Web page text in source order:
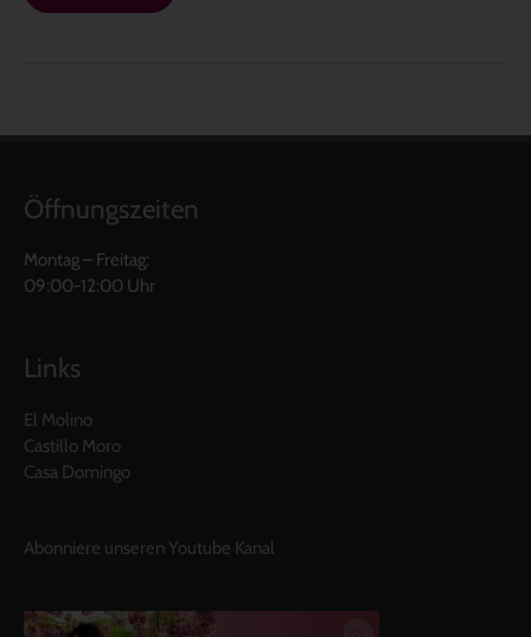
Öffnungszeiten
Montag – Freitag:
09:00-12:00 Uhr
Links
El Molino
Castillo Moro
Casa Domingo
Abonniere unseren Youtube Kanal